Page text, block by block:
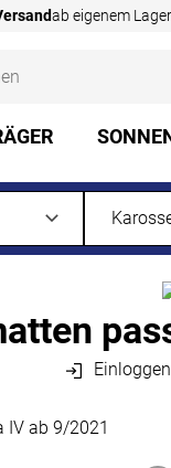
ab eigenem Lager